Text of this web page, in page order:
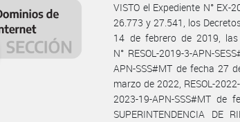
VISTO el Expediente N° EX-
26.773 y 27.541, los
14 de febrero de 2019, las
N° RESOL-2019-3-APN-
APN-SSS#MT de fecha 27
marzo de 2022, RESOL-
2023-19-APN-SSS#MT
SUPERINTENDENCIA DE